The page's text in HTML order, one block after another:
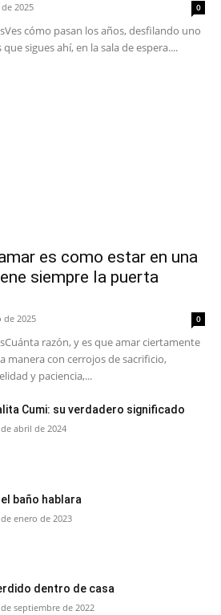
2025 0
cómo pasan los años, desfilando uno
sigues ahí, en la sala de espera....
es como estar en una
siempre la puerta
de 2025 0
razón, y es que amar ciertamente
manera con cerrojos de sacrificio,
y paciencia,...
Cumi: su verdadero significado
de abril de 2024
el baño hablara
de enero de 2023
dentro de casa
septiembre de 2022